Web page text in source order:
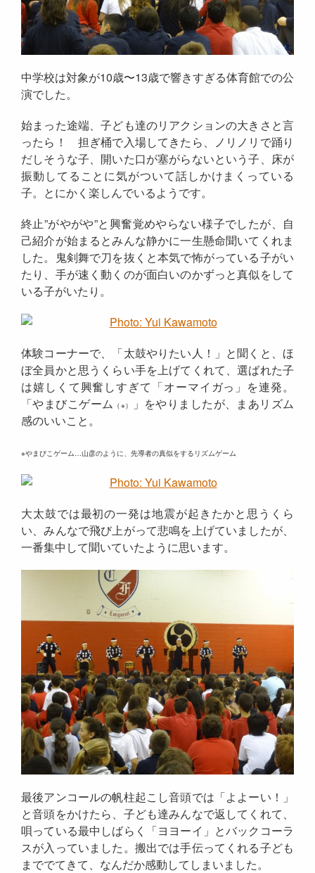
中学校は対象が10歳〜13歳で響きすぎる体育館での公
演でした。
始まった途端、子ども達のリアクションの大きさと言
ったら！ 担ぎ桶で入場してきたら、ノリノリで踊り
だしそうな子、開いた口が塞がらないという子、床が
振動してることに気がついて話しかけまくっている
子。とにかく楽しんでいるようです。
終止”がやがや”と興奮覚めやらない様子でしたが、自
己紹介が始まるとみんな静かに一生懸命聞いてくれま
した。鬼剣舞で刀を抜くと本気で怖がっている子がい
たり、手が速く動くのが面白いのかずっと真似をして
いる子がいたり。
体験コーナーで、「太鼓やりたい人！」と聞くと、ほ
ぼ全員かと思うくらい手を上げてくれて、選ばれた子
は嬉しくて興奮しすぎて「オーマイガっ」を連発。
「やまびこゲーム （※）
」をやりましたが、まあリズム
感のいいこと。
※やまびこゲーム…山彦のように、先導者の真似をするリズムゲーム
大太鼓では最初の一発は地震が起きたかと思うくら
い、みんなで飛び上がって悲鳴を上げていましたが、
一番集中して聞いていたように思います。
最後アンコールの帆柱起こし音頭では「よよーい！」
と音頭をかけたら、子ども達みんなで返してくれて、
唄っている最中しばらく「ヨヨーイ」とバックコーラ
スが入っていました。搬出では手伝ってくれる子ども
まででてきて、なんだか感動してしまいました。